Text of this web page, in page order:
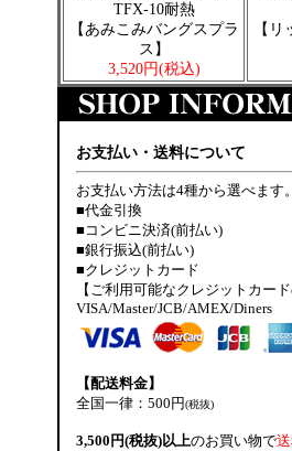
TFX-10耐熱
【あみこみバングスプラ
ス】
3,520円(税込)
【
お支払い・送料について
お支払い方法は4種から選べます
■代金引換
■コンビニ決済(前払い)
■銀行振込(前払い)
■クレジットカード
【ご利用可能なクレジットカー
VISA/Master/JCB/AMEX/Diners
【配送料金】
全国一律：500円(税抜)
3,500円(税抜)以上のお買い物で